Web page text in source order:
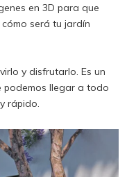
en 3D para que
será tu jardín
y disfrutarlo. Es un
podemos llegar a todo
rápido.